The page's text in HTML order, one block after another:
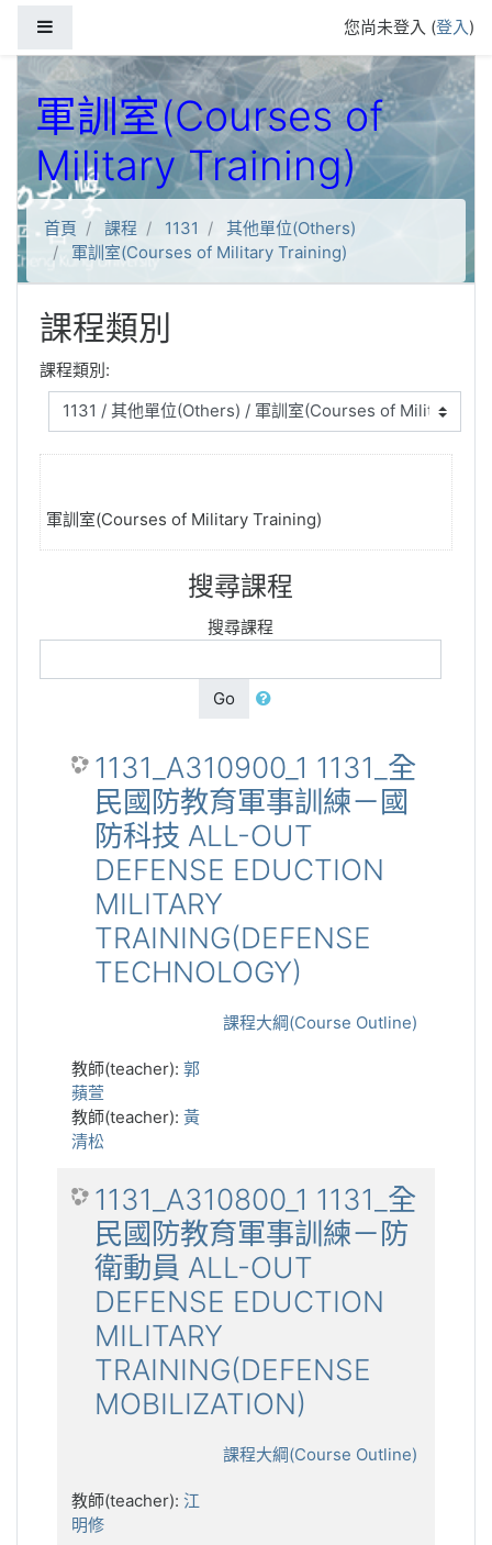
您尚未登入 (登入)
軍訓室(Courses of
Military Training)
首頁 課程 1131
其他單位(Others)
軍訓室(Courses of Military Training)
課程類別
課程類別:
軍訓室(Courses of Military Training)
搜尋課程
搜尋課程
Go
1131_A310900_1 1131_全
民國防教育軍事訓練－國
防科技 ALL-OUT
DEFENSE EDUCTION
MILITARY
TRAINING(DEFENSE
TECHNOLOGY)
課程大綱(Course Outline)
教師(teacher): 郭
蘋萱
教師(teacher): 黃
清松
1131_A310800_1 1131_全
民國防教育軍事訓練－防
衛動員 ALL-OUT
DEFENSE EDUCTION
MILITARY
TRAINING(DEFENSE
MOBILIZATION)
課程大綱(Course Outline)
教師(teacher): 江
明修